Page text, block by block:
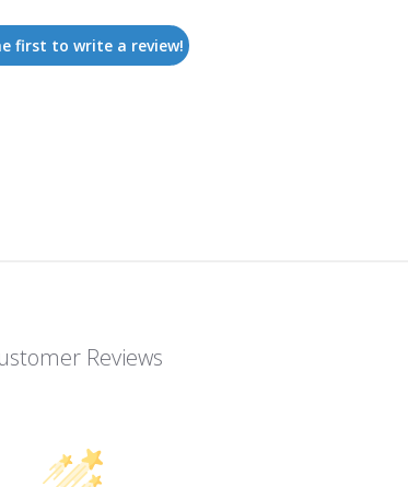
first to write a review!
Reviews